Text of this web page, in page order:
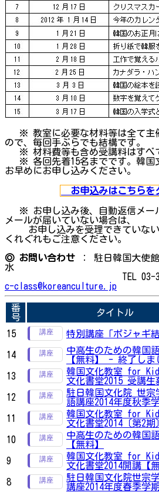
※ 教室に必要な材料等は全て主
ので、毎回手ぶらでも結構です。
※ 材料費等も含め受講料はすべ
※ 各回先着15名までです。韓国
お早めにお申し込みください。
お申込みはこちらを
※ お申し込み後、自動返信メー
メールが届いていない場合は、
お申し込みを受理できていない
くれぐれもご注意ください。
◎ お問い合わせ ： 駐日韓国大使
水
TEL 03-3357-
c-class@koreanculture.jp
番
号
タイトル
15 特別講座「ポジャギ結
14
中高生のための韓国
【無料】 - 終了しま
13
韓国文化教室 for
文化書堂2015 受講生
12
駐日韓国文化院 世宗
語講座2014年度秋季
11
韓国文化教室 for
文化書堂2014〔第2期
10
中高生のための韓国
【無料】
9
韓国文化教室 for
文化書堂2014開講【無
8
駐日韓国文化院世宗
講座2014年度春季学